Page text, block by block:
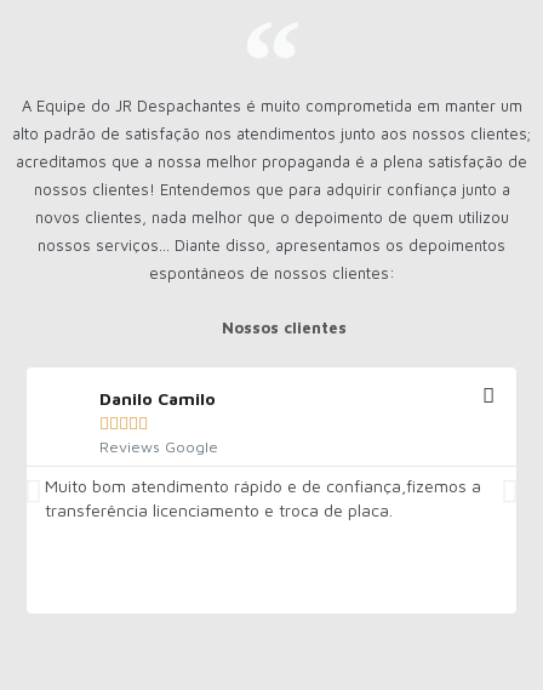
A Equipe do JR Despachantes é muito comprometida em manter um
alto padrão de satisfação nos atendimentos junto aos nossos clientes;
acreditamos que a nossa melhor propaganda é a plena satisfação de
nossos clientes! Entendemos que para adquirir confiança junto a
novos clientes, nada melhor que o depoimento de quem utilizou
nossos serviços... Diante disso, apresentamos os depoimentos
espontâneos de nossos clientes:
Nossos clientes
Danilo Camilo
    
Reviews Google
Muito bom atendimento rápido e de confiança,fizemos a
transferência licenciamento e troca de placa.